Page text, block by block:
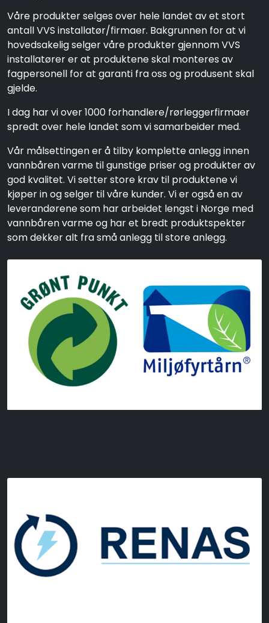
Våre produkter selges over hele landet av et stort
antall VVS installatør/firmaer. Bakgrunnen for at vi
hovedsakelig selger våre produkter gjennom VVS
installatører er at produktene skal monteres av
fagpersonell for at garanti fra oss og produsent skal
gjelde.
I dag har vi over 1000 forhandlere/rørleggerfirmaer
spredt over hele landet som vi samarbeider med.
Vår målsettingen er å tilby komplette anlegg innen
vannbåren varme til gunstige priser og produkter av
god kvalitet. Vi setter store krav til produktene vi
kjøper in og selger til våre kunder. Vi er også en av
leverandørene som har arbeidet lengst i Norge med
vannbåren varme og har et bredt produktspekter
som dekker alt fra små anlegg til store anlegg.